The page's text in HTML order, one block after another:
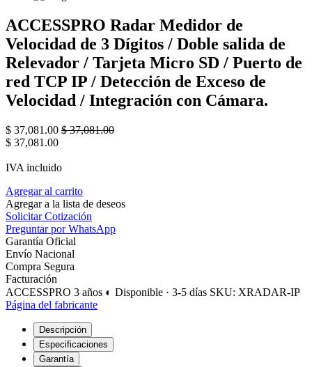
ACCESSPRO Radar Medidor de
Velocidad de 3 Dígitos / Doble salida de
Relevador / Tarjeta Micro SD / Puerto de
red TCP IP / Detección de Exceso de
Velocidad / Integración con Cámara.
$ 37,081.00 $37,081.00
$ 37,081.00
IVA incluido
Agregar al carrito
Agregar a la lista de deseos
Solicitar Cotización
Preguntar por WhatsApp
Garantía Oficial
Envío Nacional
Compra Segura
Facturación
ACCESSPRO 3 años ◐ Disponible · 3-5 días SKU: XRADAR-IP
Página del fabricante
Descripción
Especificaciones
Garantía